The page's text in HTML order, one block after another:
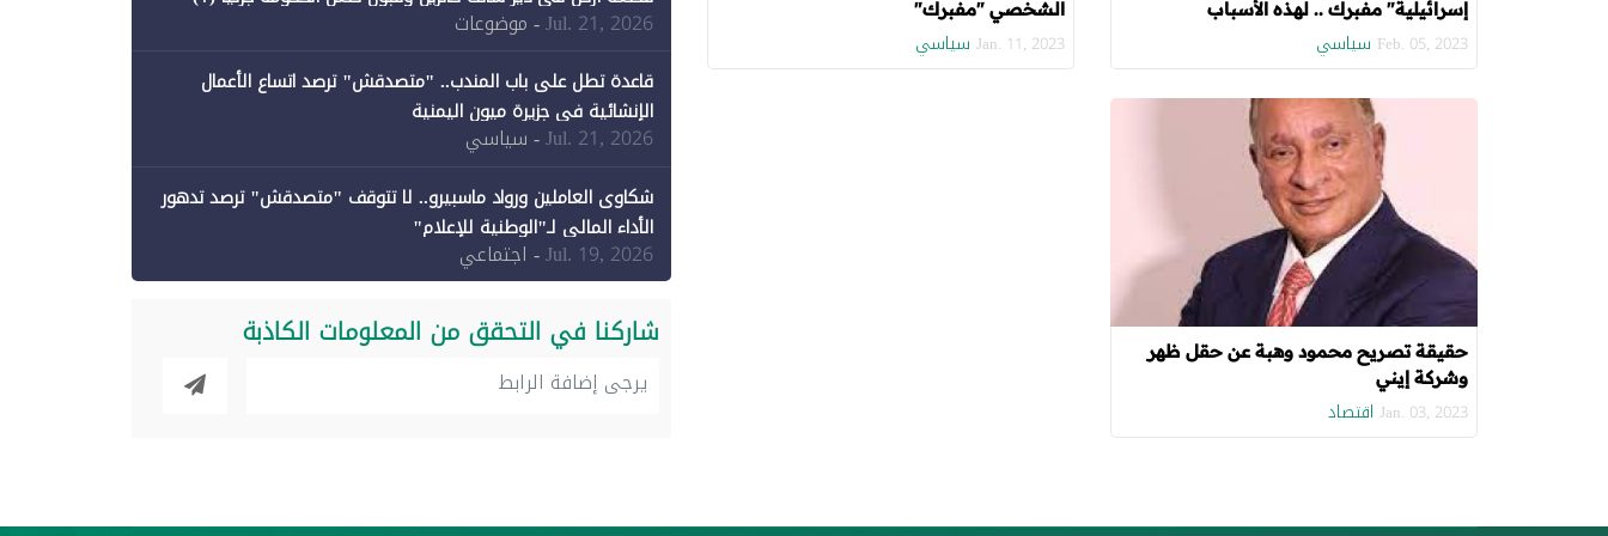
إسرائيلية" مفبرك .. لهذه الأسباب
Feb. 05, 2023 سياسي
الشخصي "مفبرك"
Jan. 11, 2023 سياسي
حقيقة تصريح محمود وهبة عن حقل ظهر
وشركة إيني
Jan. 03, 2023 اقتصاد
Jul. 21, 2026- موضوعات
قاعدة تطل على باب المندب.. "متصدقش" ترصد اتساع الأعمال
الإنشائية في جزيرة ميون اليمنية
Jul. 21, 2026- سياسي
شكاوى العاملين ورواد ماسبيرو.. لا تتوقف "متصدقش" ترصد تدهور
الأداء المالي لـ"الوطنية للإعلام"
Jul. 19, 2026- اجتماعي
شاركنا في التحقق من المعلومات الكاذبة